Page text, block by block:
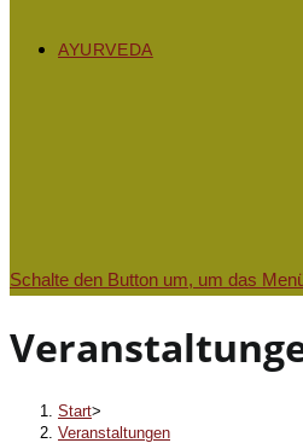
AYURVEDA
Schalte den Button um, um das
Start>
Veranstaltungen